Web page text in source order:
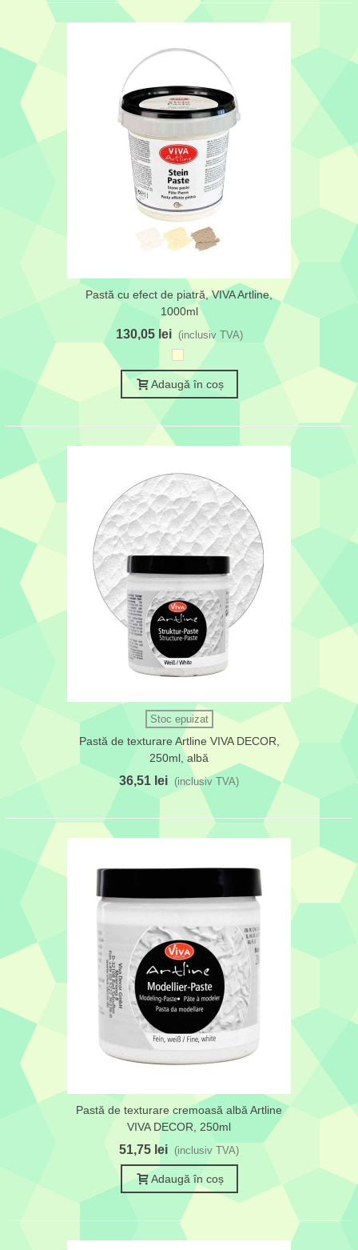
Pastă cu efect de piatră, VIVA Artline,
1000ml
130,05 lei
(inclusiv TVA)
Adaugă în coș
Stoc epuizat
Pastă de texturare Artline VIVA DECOR,
250ml, albă
36,51 lei (inclusiv TVA)
Pastă de texturare cremoasă albă Artline
VIVA DECOR, 250ml
51,75 lei (inclusiv TVA)
Adaugă în coș